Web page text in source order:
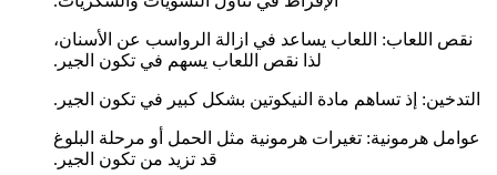
نقص اللعاب: اللعاب يساعد في ازالة الرواسب عن الأسنان،
لذا نقص اللعاب يسهم في تكون الجير.
التدخين: إذ تساهم مادة النيكوتين بشكل كبير في تكون الجير.
عوامل هرمونية: تغيرات هرمونية مثل الحمل أو مرحلة البلوغ
قد تزيد من تكون الجير.